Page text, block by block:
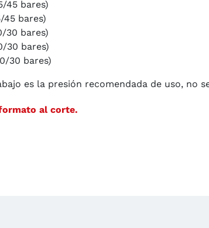
45 bares)
45 bares)
30 bares)
30 bares)
30 bares)
es la presión recomendada de uso, no
al corte.